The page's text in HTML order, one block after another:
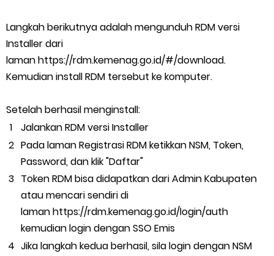
Langkah berikutnya adalah mengunduh RDM versi
Installer dari
laman https://rdm.kemenag.go.id/#/download.
Kemudian install RDM tersebut ke komputer.
Setelah berhasil menginstall:
Jalankan RDM versi Installer
Pada laman Registrasi RDM ketikkan NSM, Token,
Password, dan klik "Daftar"
Token RDM bisa didapatkan dari Admin Kabupaten
atau mencari sendiri di
laman https://rdm.kemenag.go.id/login/auth
kemudian login dengan SSO Emis
Jika langkah kedua berhasil, sila login dengan NSM